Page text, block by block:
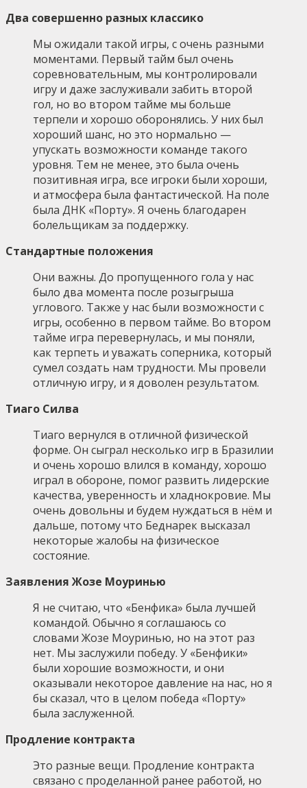
Два совершенно разных классико
Мы ожидали такой игры, с очень разными
моментами. Первый тайм был очень
соревновательным, мы контролировали
игру и даже заслуживали забить второй
гол, но во втором тайме мы больше
терпели и хорошо оборонялись. У них был
хороший шанс, но это нормально —
упускать возможности команде такого
уровня. Тем не менее, это была очень
позитивная игра, все игроки были хороши,
и атмосфера была фантастической. На поле
была ДНК «Порту». Я очень благодарен
болельщикам за поддержку.
Стандартные положения
Они важны. До пропущенного гола у нас
было два момента после розыгрыша
углового. Также у нас были возможности с
игры, особенно в первом тайме. Во втором
тайме игра перевернулась, и мы поняли,
как терпеть и уважать соперника, который
сумел создать нам трудности. Мы провели
отличную игру, и я доволен результатом.
Тиаго Силва
Тиаго вернулся в отличной физической
форме. Он сыграл несколько игр в Бразилии
и очень хорошо влился в команду, хорошо
играл в обороне, помог развить лидерские
качества, уверенность и хладнокровие. Мы
очень довольны и будем нуждаться в нём и
дальше, потому что Беднарек высказал
некоторые жалобы на физическое
состояние.
Заявления Жозе Моуринью
Я не считаю, что «Бенфика» была лучшей
командой. Обычно я соглашаюсь со
словами Жозе Моуринью, но на этот раз
нет. Мы заслужили победу. У «Бенфики»
были хорошие возможности, и они
оказывали некоторое давление на нас, но я
бы сказал, что в целом победа «Порту»
была заслуженной.
Продление контракта
Это разные вещи. Продление контракта
связано с проделанной ранее работой, но